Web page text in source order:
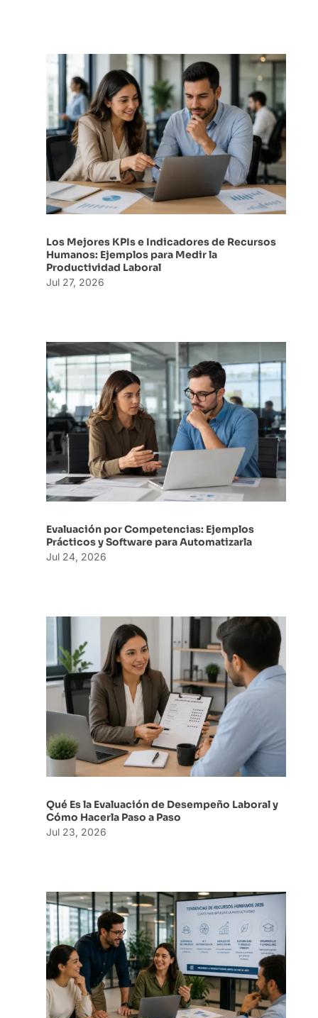
Los Mejores KPIs e Indicadores de Recursos
Humanos: Ejemplos para Medir la
Productividad Laboral
Jul 27, 2026
Evaluación por Competencias: Ejemplos
Prácticos y Software para Automatizarla
Jul 24, 2026
Qué Es la Evaluación de Desempeño Laboral y
Cómo Hacerla Paso a Paso
Jul 23, 2026